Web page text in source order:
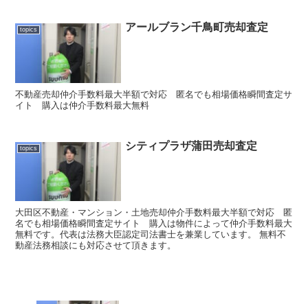
topics アールブラン千鳥町売却査定
不動産売却仲介手数料最大半額で対応 匿名でも相場価格瞬間査定サ
イト 購入は仲介手数料最大無料
topics シティプラザ蒲田売却査定
大田区不動産・マンション・土地売却仲介手数料最大半額で対応 匿
名でも相場価格瞬間査定サイト 購入は物件によって仲介手数料最大
無料です。代表は法務大臣認定司法書士を兼業しています。 無料不
動産法務相談にも対応させて頂きます。